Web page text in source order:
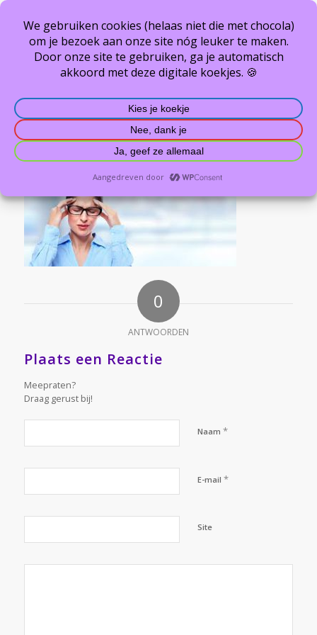
images (3)
/ Welkom / images (3)
0
ANTWOORDEN
Plaats een Reactie
Meepraten?
Draag gerust bij!
Naam *
E-mail *
Site